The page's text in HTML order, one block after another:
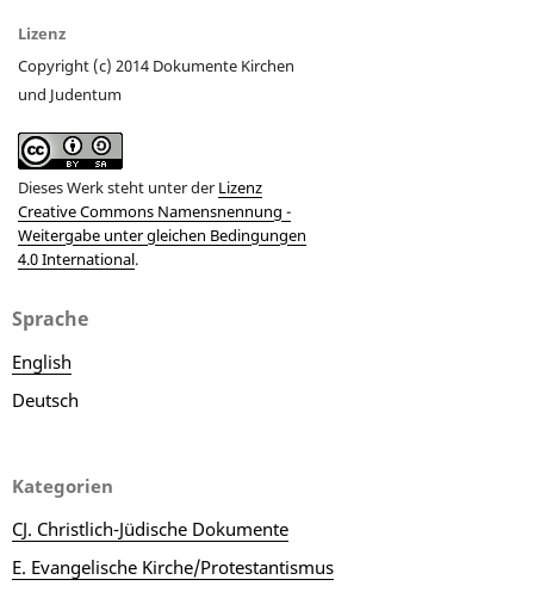
Lizenz
Copyright (c) 2014 Dokumente Kirchen
und Judentum
Dieses Werk steht unter der Lizenz
Creative Commons Namensnennung -
Weitergabe unter gleichen Bedingungen
4.0 International.
Sprache
English
Deutsch
Kategorien
CJ. Christlich-Jüdische Dokumente
E. Evangelische Kirche/Protestantismus